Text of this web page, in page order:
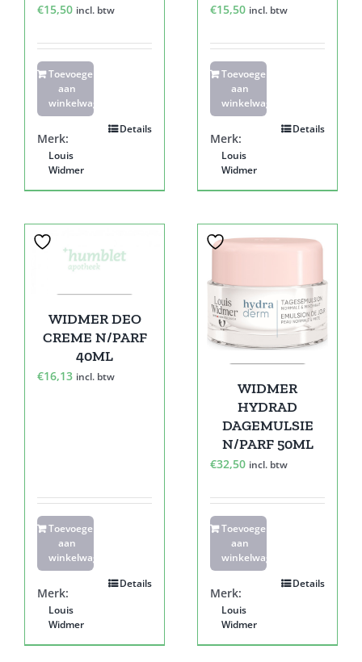
€15,50 incl. btw
Toevoegen
aan
winkelwagen
Details
Merk:
Louis
Widmer
€15,50 incl. btw
Toevoegen
aan
winkelwagen
Details
Merk:
Louis
Widmer
WIDMER DEO
CREME N/PARF
40ML
€16,13 incl. btw
Toevoegen
aan
winkelwagen
Details
Merk:
Louis
Widmer
WIDMER
HYDRAD
DAGEMULSIE
N/PARF 50ML
€32,50 incl. btw
Toevoegen
aan
winkelwagen
Details
Merk:
Louis
Widmer